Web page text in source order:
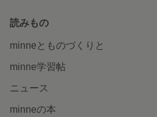
読みもの
minneとものづくりと
minne学習帖
ニュース
minneの本